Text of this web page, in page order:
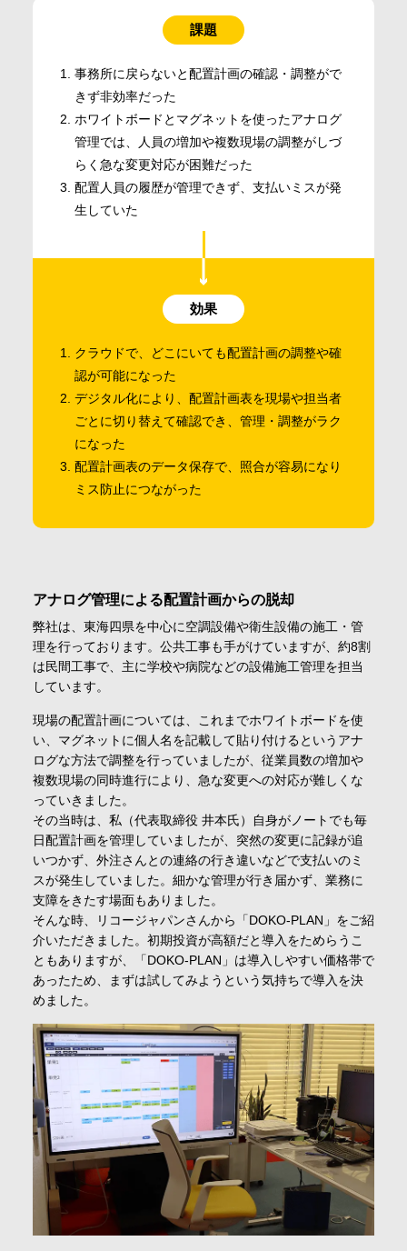
課題
事務所に戻らないと配置計画の確認・調整がで
きず非効率だった
ホワイトボードとマグネットを使ったアナログ
管理では、人員の増加や複数現場の調整がしづ
らく急な変更対応が困難だった
配置人員の履歴が管理できず、支払いミスが発
生していた
効果
クラウドで、どこにいても配置計画の調整や確
認が可能になった
デジタル化により、配置計画表を現場や担当者
ごとに切り替えて確認でき、管理・調整がラク
になった
配置計画表のデータ保存で、照合が容易になり
ミス防止につながった
アナログ管理による配置計画からの脱却
弊社は、東海四県を中心に空調設備や衛生設備の施工・管
理を行っております。公共工事も手がけていますが、約8割
は民間工事で、主に学校や病院などの設備施工管理を担当
しています。
現場の配置計画については、これまでホワイトボードを使
い、マグネットに個人名を記載して貼り付けるというアナ
ログな方法で調整を行っていましたが、従業員数の増加や
複数現場の同時進行により、急な変更への対応が難しくな
っていきました。
その当時は、私（代表取締役 井本氏）自身がノートでも毎
日配置計画を管理していましたが、突然の変更に記録が追
いつかず、外注さんとの連絡の行き違いなどで支払いのミ
スが発生していました。細かな管理が行き届かず、業務に
支障をきたす場面もありました。
そんな時、リコージャパンさんから「DOKO-PLAN」をご紹
介いただきました。初期投資が高額だと導入をためらうこ
ともありますが、「DOKO-PLAN」は導入しやすい価格帯で
あったため、まずは試してみようという気持ちで導入を決
めました。